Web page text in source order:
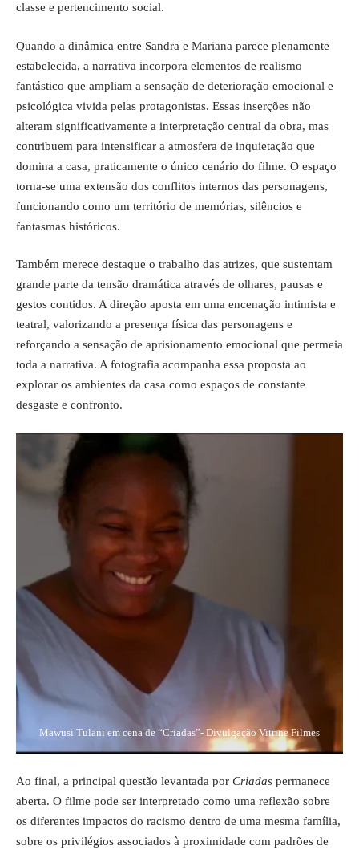
classe e pertencimento social.
Quando a dinâmica entre Sandra e Mariana parece plenamente
estabelecida, a narrativa incorpora elementos de realismo
fantástico que ampliam a sensação de deterioração emocional e
psicológica vivida pelas protagonistas. Essas inserções não
alteram significativamente a interpretação central da obra, mas
contribuem para intensificar a atmosfera de inquietação que
domina a casa, praticamente o único cenário do filme. O espaço
torna-se uma extensão dos conflitos internos das personagens,
funcionando como um território de memórias, silêncios e
fantasmas históricos.
Também merece destaque o trabalho das atrizes, que sustentam
grande parte da tensão dramática através de olhares, pausas e
gestos contidos. A direção aposta em uma encenação intimista e
teatral, valorizando a presença física das personagens e
reforçando a sensação de aprisionamento emocional que permeia
toda a narrativa. A fotografia acompanha essa proposta ao
explorar os ambientes da casa como espaços de constante
desgaste e confronto.
Mawusi Tulani em cena de “Criadas”- Divulgação Vitrine Filmes
Ao final, a principal questão levantada por Criadas permanece
aberta. O filme pode ser interpretado como uma reflexão sobre
os diferentes impactos do racismo dentro de uma mesma família,
sobre os privilégios associados à proximidade com padrões de